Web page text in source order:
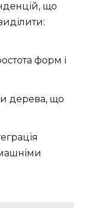
що
форм і
дерева, що